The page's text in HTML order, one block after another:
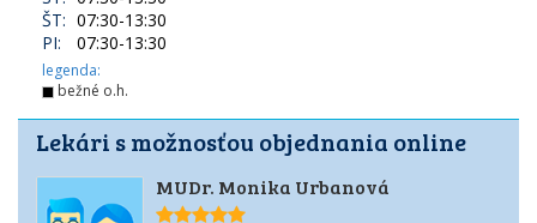
ŠT: 07:30-13:30
PI:
07:30-13:30
legenda:
bežné o.h.
Lekári s možnosťou objednania online
MUDr. Monika Urbanová